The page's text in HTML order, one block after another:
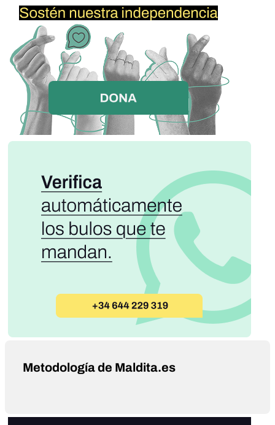
Metodología de Maldita.es